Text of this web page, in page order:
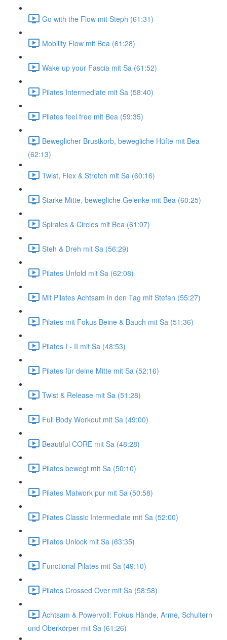
Go with the Flow mit Steph (61:31)
Mobility Flow mit Bea (61:28)
Wake up your Fascia mit Sa (61:52)
Pilates Intermediate mit Sa (58:40)
Pilates feel free mit Bea (59:35)
Beweglicher Brustkorb, bewegliche Hüfte mit Bea
(62:13)
Twist, Flex & Stretch mit Sa (60:16)
Starke Mitte, bewegliche Gelenke mit Bea (60:25)
Spirales & Circles mit Bea (61:07)
Steh & Dreh mit Sa (56:29)
Pilates Unfold mit Sa (62:08)
Mit Pilates Achtsam in den Tag mit Stefan (55:27)
Pilates mit Fokus Beine & Bauch mit Sa (51:36)
Pilates I - II mit Sa (48:53)
Pilates für deine Mitte mit Sa (52:16)
Twist & Release mit Sa (51:28)
Full Body Workout mit Sa (49:00)
Beautiful CORE mit Sa (48:28)
Pilates bewegt mit Sa (50:10)
Pilates Matwork pur mit Sa (50:58)
Pilates Classic Intermediate mit Sa (52:00)
Pilates Unlock mit Sa (63:35)
Functional Pilates mit Sa (49:10)
Pilates Crossed Over mit Sa (58:58)
Achtsam & Powervoll: Fokus Hände, Arme, Schultern
und Oberkörper mit Sa (61:26)